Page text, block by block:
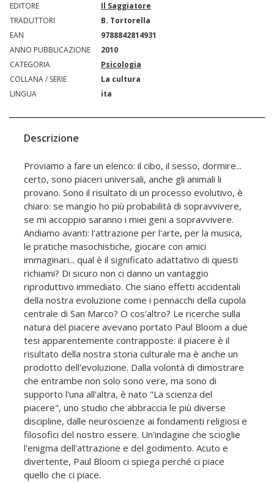
EDITORE
Il Saggiatore
TRADUTTORI
B. Tortorella
EAN
9788842814931
ANNO PUBBLICAZIONE
2010
CATEGORIA
Psicologia
COLLANA / SERIE
La cultura
LINGUA
ita
Descrizione
Proviamo a fare un elenco: il cibo, il sesso, dormire...
certo, sono piaceri universali, anche gli animali li
provano. Sono il risultato di un processo evolutivo, è
chiaro: se mangio ho più probabilità di sopravvivere,
se mi accoppio saranno i miei geni a sopravvivere.
Andiamo avanti: l'attrazione per l'arte, per la musica,
le pratiche masochistiche, giocare con amici
immaginari... qual è il significato adattativo di questi
richiami? Di sicuro non ci danno un vantaggio
riproduttivo immediato. Che siano effetti accidentali
della nostra evoluzione come i pennacchi della cupola
centrale di San Marco? O cos'altro? Le ricerche sulla
natura del piacere avevano portato Paul Bloom a due
tesi apparentemente contrapposte: il piacere è il
risultato della nostra storia culturale ma è anche un
prodotto dell'evoluzione. Dalla volontà di dimostrare
che entrambe non solo sono vere, ma sono di
supporto l'una all'altra, è nato "La scienza del
piacere", uno studio che abbraccia le più diverse
discipline, dalle neuroscienze ai fondamenti religiosi e
filosofici del nostro essere. Un'indagine che scioglie
l'enigma dell'attrazione e del godimento. Acuto e
divertente, Paul Bloom ci spiega perché ci piace
quello che ci piace.